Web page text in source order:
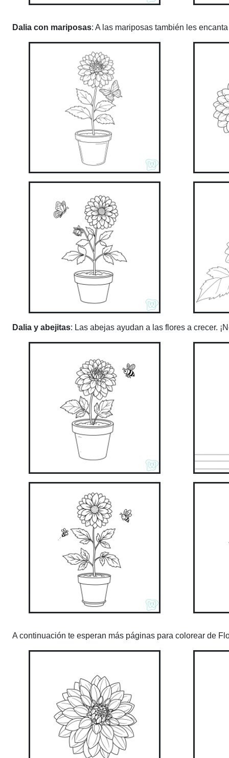
Dalia con mariposas: A las mariposas también les
Dalia y abejitas: Las abejas ayudan a las flores a crecer.
A continuación te esperan más páginas para colorear de